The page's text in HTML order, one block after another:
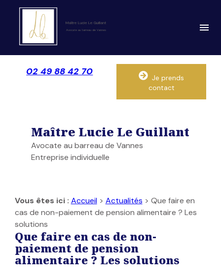
Maître Lucie Le Guillant
Avocate au barreau de Vannes menu
02 49 88 42 70
Je prends
contact
Maître Lucie Le Guillant
Avocate au barreau de Vannes
Entreprise individuelle
Vous êtes ici : Accueil> Actualités > Que faire en
cas de non-paiement de pension alimentaire ? Les
solutions
Que faire en cas de non-
paiement de pension
alimentaire ? Les solutions
Panneau de gestion des cookies